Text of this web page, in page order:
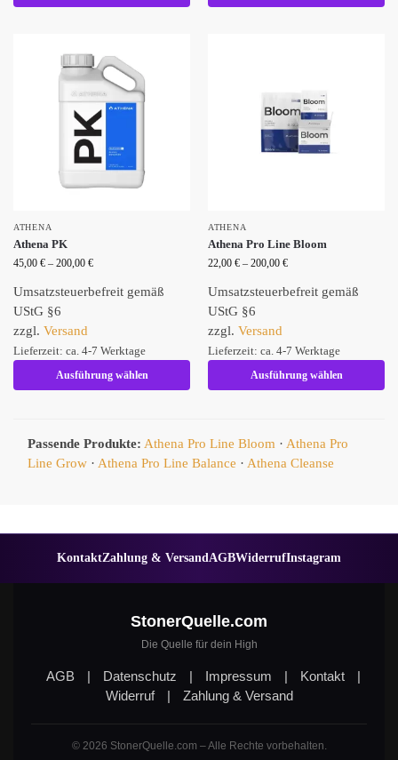
ATHENA
Athena PK
45,00 € – 200,00 €
Umsatzsteuerbefreit gemäß
UStG §6
zzgl. Versand
Lieferzeit: ca. 4-7 Werktage
Ausführung wählen
ATHENA
Athena Pro Line Bloom
22,00 € – 200,00 €
Umsatzsteuerbefreit gemäß
UStG §6
zzgl. Versand
Lieferzeit: ca. 4-7 Werktage
Ausführung wählen
Passende Produkte: Athena Pro Line Bloom · Athena Pro
Line Grow · Athena Pro Line Balance · Athena Cleanse
KontaktZahlung & VersandAGBWiderrufInstagram
StonerQuelle.com
Die Quelle für dein High
AGB | Datenschutz | Impressum | Kontakt
|
Widerruf
| Zahlung & Versand
© 2026 StonerQuelle.com – Alle Rechte vorbehalten.